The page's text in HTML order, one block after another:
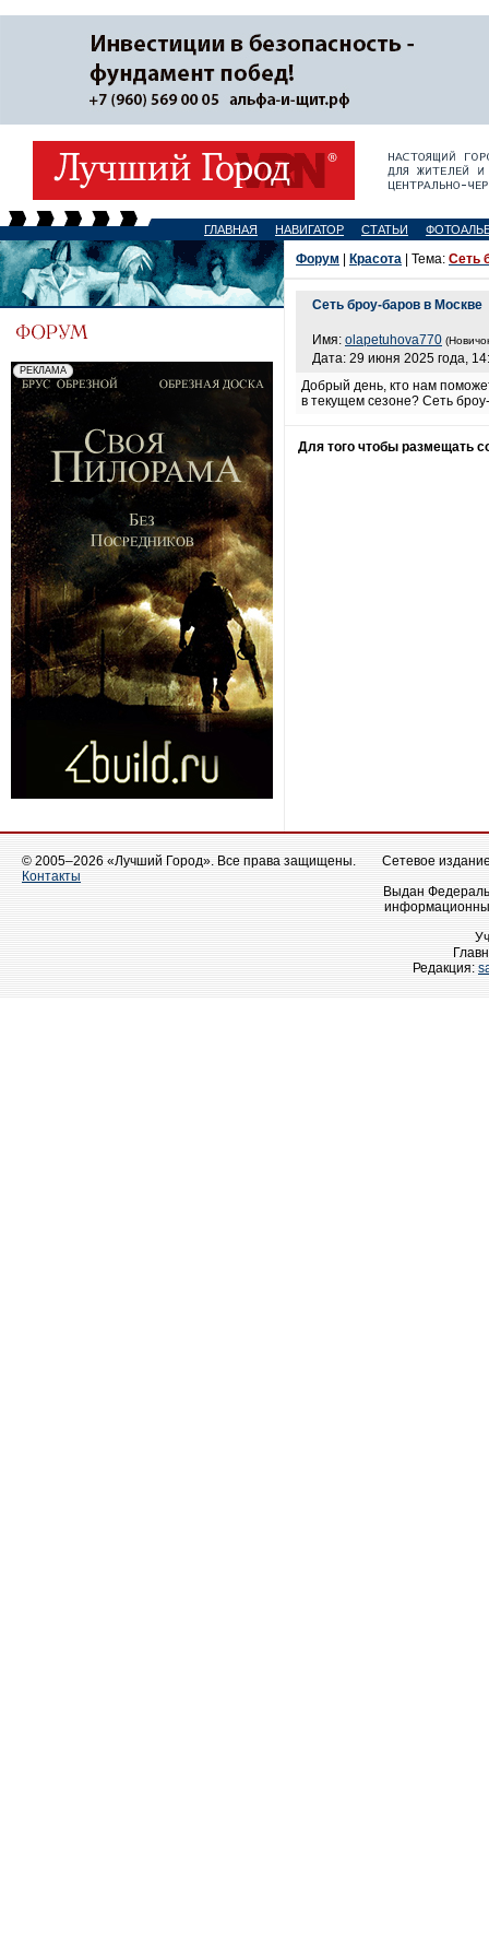
ГЛАВНАЯ НАВИГАТОР СТАТЬИ
Форум Красота | Тема: Сеть
Сеть броу-баров в Москве
Имя: olapetuhova770
Дата: 29 июня 2025 года,
Добрый день, кто нам
в текущем сезоне? Сеть
Для того чтобы размещать
© 2005–2026 «Лучший Город». Все права защищены.
Контакты
Сетевое
Выдан
Редакция: